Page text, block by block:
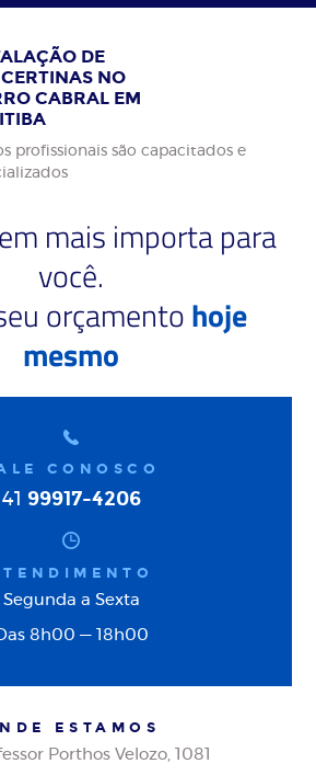
DE
NO
CABRAL EM
profissionais são capacitados e
mais importa para
você.
orçamentohoje
mesmo
CONOSCO
41 99917-4206
Segunda a Sexta
Das 8h00 — 18h00
ESTAMOS
Porthos Velozo, 1081